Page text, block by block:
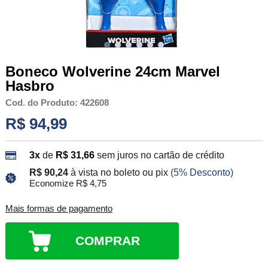
Boneco Wolverine 24cm Marvel
Hasbro
Cod. do Produto: 422608
R$ 94,99
3xde R$ 31,66 sem juros no cartão de crédito
R$ 90,24 à vista no boleto ou pix (5% Desconto)
Economize R$ 4,75
Mais formas de pagamento
COMPRAR